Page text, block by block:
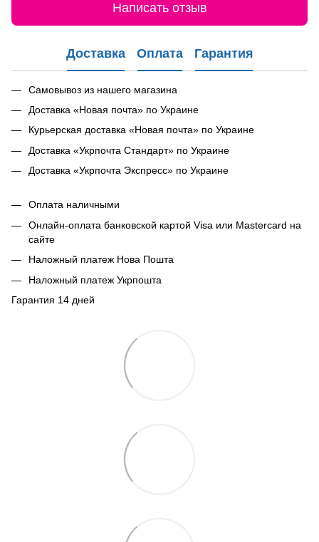
Написать отзыв
Доставка Оплата Гарантия
Самовывоз из нашего магазина
Доставка «Новая почта» по Украине
Курьерская доставка «Новая почта» по Украине
Доставка «Укрпочта Стандарт» по Украине
Доставка «Укрпочта Экспресс» по Украине
Оплата наличными
Онлайн-оплата банковской картой Visa или Mastercard на
сайте
Наложный платеж Нова Пошта
Наложный платеж Укрпошта
Гарантия 14 дней